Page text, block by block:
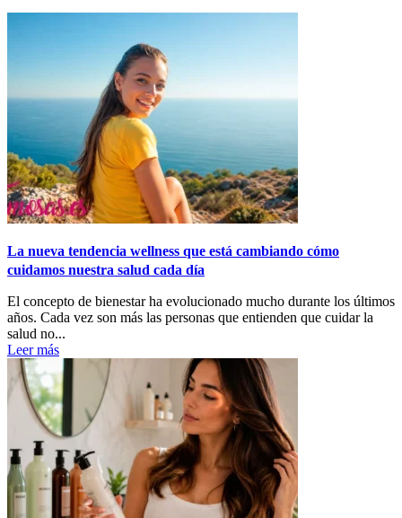
La nueva tendencia wellness que está cambiando cómo
cuidamos nuestra salud cada día
El concepto de bienestar ha evolucionado mucho durante los últimos
años. Cada vez son más las personas que entienden que cuidar la
salud no...
Leer más